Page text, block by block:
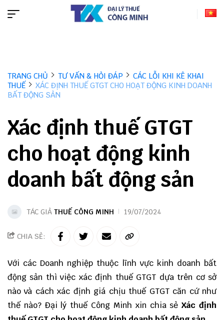
TRANG CHỦ TƯ VẤN & HỎI ĐÁP
CÁC LỖI KHI KÊ KHAI
THUẾ
XÁC ĐỊNH THUẾ GTGT CHO HOẠT ĐỘNG KINH DOANH
BẤT ĐỘNG SẢN
Xác định thuế GTGT
cho hoạt động kinh
doanh bất động sản
TÁC GIẢ THUẾ CÔNG MINH 19/07/2024
CHIA SẺ:
Với các Doanh nghiệp thuộc lĩnh vực kinh doanh bất
động sản thì việc xác định thuế GTGT dựa trên cơ sở
nào và cách xác định giá chịu thuế GTGT căn cứ như
thế nào? Đại lý thuế Công Minh xin chia sẻXác định